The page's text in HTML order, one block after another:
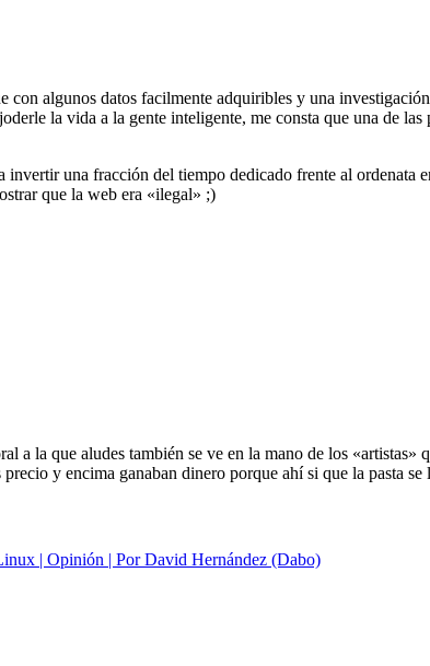
con algunos datos facilmente adquiribles y una
la vida a la gente inteligente, me consta que una de
invertir una fracción del tiempo dedicado frente al ordenata
que la web era «ilegal» ;)
a la que aludes también se ve en la mano de los
precio y encima ganaban dinero porque ahí si que la pasta
| Opinión | Por David Hernández (Dabo)